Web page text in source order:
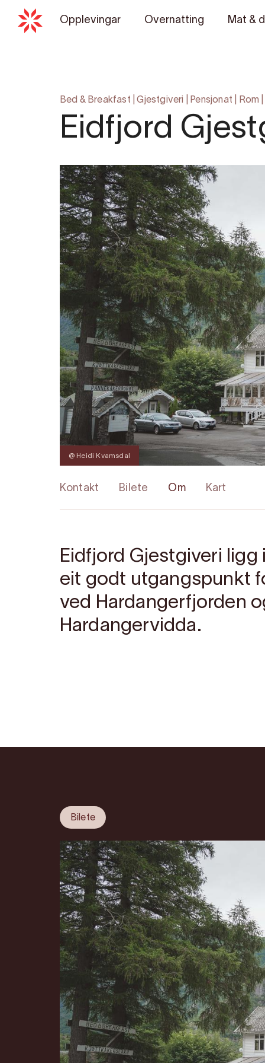
Opplevingar Overnatting Mat &
Bed & Breakfast |Gjestgiveri Pensjonat Rom
Eidfjord
@ Heidi Kvamsdal
Kontakt Bilete Om Kart
Eidfjord Gjestgiveri
eit godt utgangspunkt
ved Hardangerfjorden
Hardangervidda.
Bilete